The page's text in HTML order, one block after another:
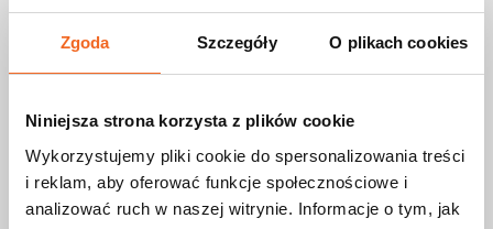
Zgoda Szczegóły O plikach cookies
Niniejsza strona korzysta z plików cookie
Wykorzystujemy pliki cookie do spersonalizowania treści
i reklam, aby oferować funkcje społecznościowe i
analizować ruch w naszej witrynie. Informacje o tym, jak
Spezifikation CABLE COMBO POWER-DATA
Datenübertragung, das TrueCON-
Stromversorgung und 5-poliges XLR-DMX in
einem Kabel vereint.